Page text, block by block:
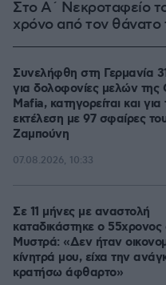
Στο Α΄ Νεκροταφείο
χρόνο από τον
Συνελήφθη στη Γερμανία
για δολοφονίες μελών της
Mafia, κατηγορείται και για
εκτέλεση με 97 σφαίρες
Ζαμπούνη
07.08.2026, 10:33
Σε 11 μήνες με αναστολή
καταδικάστηκε ο 55χρονος
Μυστρά: «Δεν ήταν
κίνητρά μου, είχα την
κρατήσω άφθαρτο»